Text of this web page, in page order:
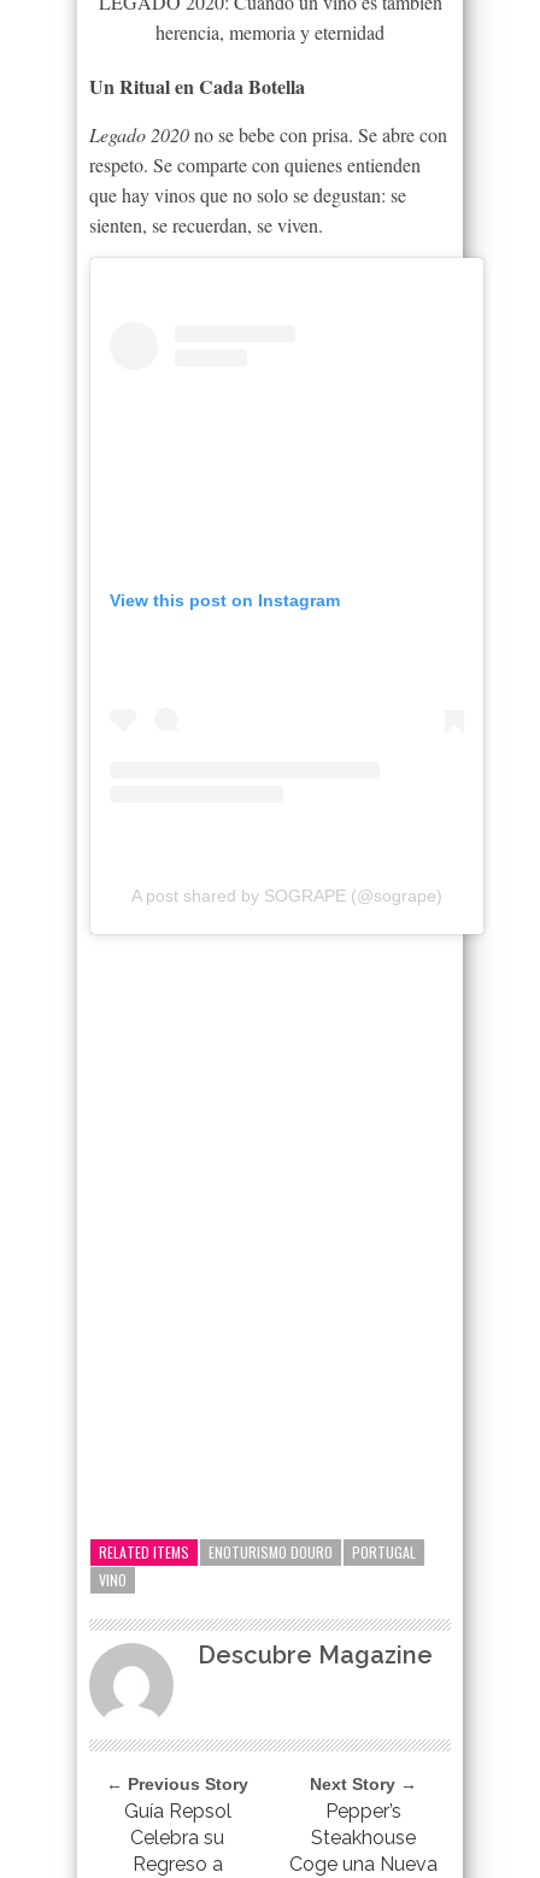
herencia, memoria y eternidad
Un Ritual en Cada Botella
Legado 2020no se bebe con prisa. Se abre con
respeto. Se comparte con quienes entienden
que hay vinos que no solo se degustan: se
sienten, se recuerdan, se viven.
View this post on Instagram
A post shared by SOGRAPE (@sogrape)
RELATED ITEMS ENOTURISMO DOURO
PORTUGAL
VINO
Descubre Magazine
← Previous Story
Guía Repsol
Celebra su
Regreso a
Next Story →
Pepper’s
Steakhouse
Coge una Nueva